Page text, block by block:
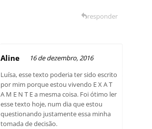
Aline
16 de dezembro, 2016
Luísa, esse texto poderia ter sido escrito
por mim porque estou vivendo E X A T
A M E N T E a mesma coisa. Foi ótimo ler
esse texto hoje, num dia que estou
questionando justamente essa minha
tomada de decisão.
responder